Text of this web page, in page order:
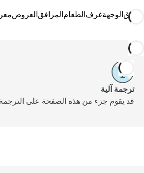
الفندق الوجهةغرف الطعام المرافق العروض
ترجمة آلية
قد يقوم جزء من هذه الصفحة على الترجمة